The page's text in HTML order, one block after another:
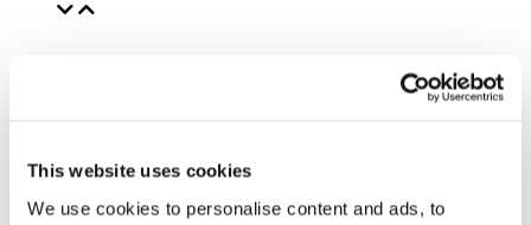
This website uses cookies
We use cookies to personalise content and ads, to